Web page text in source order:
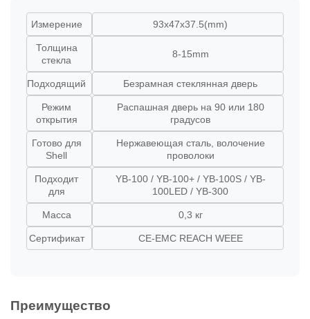
Измерение 93x47x37.5(mm)
Толщина
стекла
8-15mm
Подходящий Безрамная стеклянная дверь
Режим
открытия
Распашная дверь на 90 или 180
градусов
Готово для
Shell
Нержавеющая сталь, волочение
проволоки
Подходит
для
YB-100 / YB-100+ / YB-100S / YB-
100LED / YB-300
Масса 0,3 кг
Сертификат CE-EMC REACH WEEE
Преимущество